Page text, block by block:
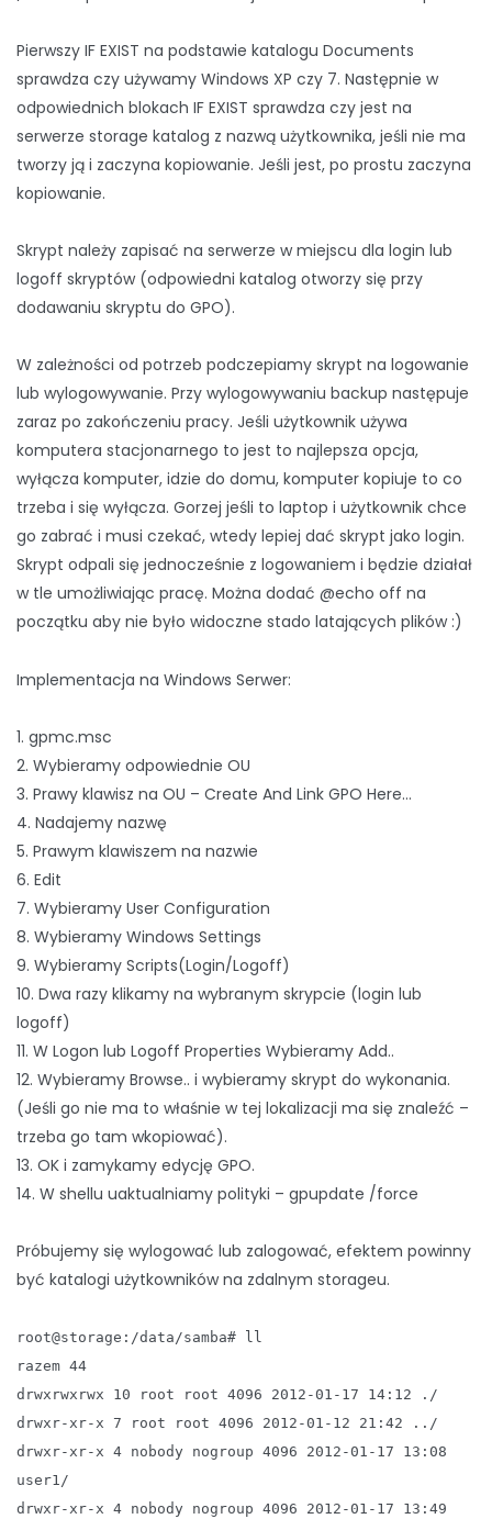
Pierwszy IF EXIST na podstawie katalogu Documents
sprawdza czy używamy Windows XP czy 7. Następnie w
odpowiednich blokach IF EXIST sprawdza czy jest na
serwerze storage katalog z nazwą użytkownika, jeśli nie ma
tworzy ją i zaczyna kopiowanie. Jeśli jest, po prostu zaczyna
kopiowanie.
Skrypt należy zapisać na serwerze w miejscu dla login lub
logoff skryptów (odpowiedni katalog otworzy się przy
dodawaniu skryptu do GPO).
W zależności od potrzeb podczepiamy skrypt na logowanie
lub wylogowywanie. Przy wylogowywaniu backup następuje
zaraz po zakończeniu pracy. Jeśli użytkownik używa
komputera stacjonarnego to jest to najlepsza opcja,
wyłącza komputer, idzie do domu, komputer kopiuje to co
trzeba i się wyłącza. Gorzej jeśli to laptop i użytkownik chce
go zabrać i musi czekać, wtedy lepiej dać skrypt jako login.
Skrypt odpali się jednocześnie z logowaniem i będzie działał
w tle umożliwiając pracę. Można dodać @echo off na
początku aby nie było widoczne stado latających plików :)
Implementacja na Windows Serwer:
1. gpmc.msc
2. Wybieramy odpowiednie OU
3. Prawy klawisz na OU – Create And Link GPO Here…
4. Nadajemy nazwę
5. Prawym klawiszem na nazwie
6. Edit
7. Wybieramy User Configuration
8. Wybieramy Windows Settings
9. Wybieramy Scripts(Login/Logoff)
10. Dwa razy klikamy na wybranym skrypcie (login lub
logoff)
11. W Logon lub Logoff Properties Wybieramy Add..
12. Wybieramy Browse.. i wybieramy skrypt do wykonania.
(Jeśli go nie ma to właśnie w tej lokalizacji ma się znaleźć –
trzeba go tam wkopiować).
13. OK i zamykamy edycję GPO.
14. W shellu uaktualniamy polityki – gpupdate /force
Próbujemy się wylogować lub zalogować, efektem powinny
być katalogi użytkowników na zdalnym storageu.
root@storage:/data/samba# ll
razem 44
drwxrwxrwx 10 root root 4096 2012-01-17 14:12 ./
drwxr-xr-x 7 root root 4096 2012-01-12 21:42 ../
drwxr-xr-x 4 nobody nogroup 4096 2012-01-17 13:08
user1/
drwxr-xr-x 4 nobody nogroup 4096 2012-01-17 13:49